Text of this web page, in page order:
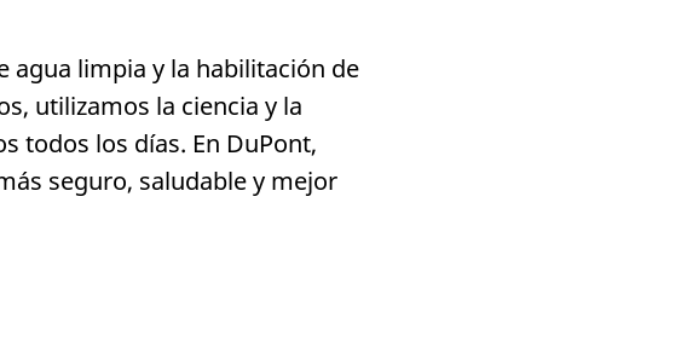
agua limpia y la habilitación de
utilizamos la ciencia y la
todos los días. En DuPont,
seguro, saludable y mejor